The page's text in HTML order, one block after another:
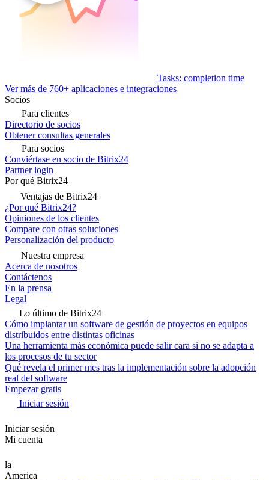
Tasks: completion time
Ver más de 760+ aplicaciones e integraciones
Socios
Para clientes
Directorio de socios
Obtener consultas generales
Para socios
Conviértase en socio de Bitrix24
Partner login
Por qué Bitrix24
Ventajas de Bitrix24
¿Por qué Bitrix24?
Opiniones de los clientes
Compare con otras soluciones
Personalización del producto
Nuestra empresa
Acerca de nosotros
Contáctenos
En la prensa
Legal
Lo último de Bitrix24
Cómo implantar un software de gestión de proyectos en equipos
distribuidos entre distintas oficinas
Una herramienta más económica puede salir cara si no se adapta a
los procesos de tu sector
Qué revela el primer mes tras la implementación sobre la adopción
real del software
Empezar gratis
Iniciar sesión
Iniciar sesión
Mi cuenta
la
America